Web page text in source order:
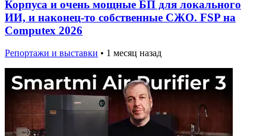
Корпуса и очень мощные БП для локального
ИИ, и наконец-то собственные СЖО. FSP на
Computex 2026
Репортажи и выставки • 1 месяц назад